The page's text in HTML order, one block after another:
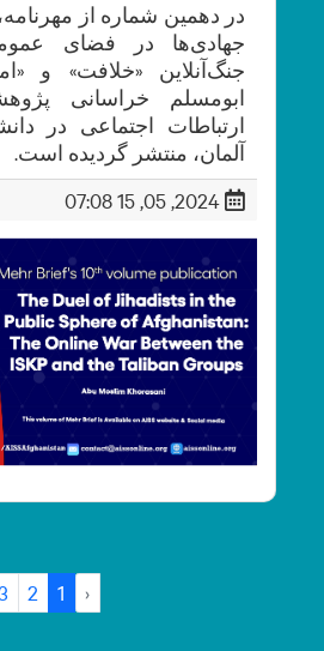
در دهمین شماره از
جهادی‌ها در فضای
جنگ‌آنلاین «خلافت»‌ و
ابومسلم خراسانی
ارتباطات اجتماعی در
آلمان، منتشر گردیده است.
2024, 05, 15 07:08
‹
1
2